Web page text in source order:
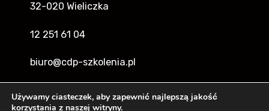
32-020 Wieliczka
12 251 61 04
biuro@cdp-szkolenia.pl
Używamy ciasteczek, aby zapewnić najlepszą jakość
korzystania z naszej witryny.